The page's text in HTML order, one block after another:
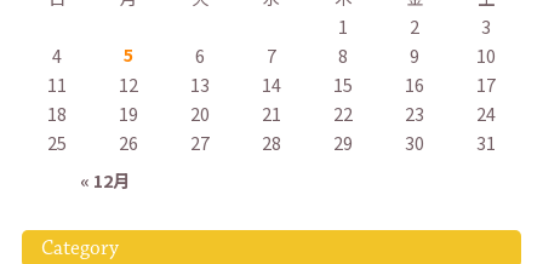
1
2
3
4
5 6 7 8 9
10
11
12 13 14 15 16
17
18
19 20 21 22 23
24
25
26 27 28 29 30
31
« 12月
Category